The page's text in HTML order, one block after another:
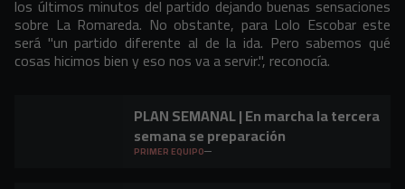
los últimos minutos del partido dejando buenas sensaciones
sobre La Romareda. No obstante, para Lolo Escobar este
será "un partido diferente al de la ida. Pero sabemos qué
cosas hicimos bien y eso nos va a servir.", reconocía.
PLAN SEMANAL | En marcha la tercera
semana se preparación
PRIMER EQUIPO